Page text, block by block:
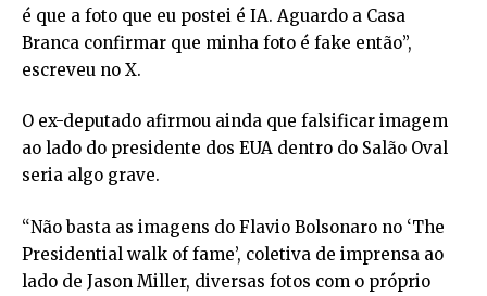
é que a foto que eu postei é IA. Aguardo a Casa
Branca confirmar que minha foto é fake então”,
escreveu no X.
O ex-deputado afirmou ainda que falsificar imagem
ao lado do presidente dos EUA dentro do Salão Oval
seria algo grave.
“Não basta as imagens do Flavio Bolsonaro no ‘The
Presidential walk of fame’, coletiva de imprensa ao
lado de Jason Miller, diversas fotos com o próprio